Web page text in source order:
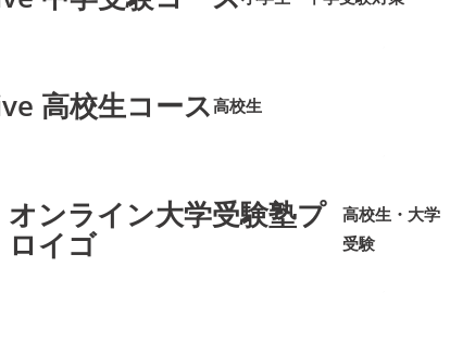
高校生コース高校生
オンライン大学受験塾プ
ロイゴ
高校生・大学
受験